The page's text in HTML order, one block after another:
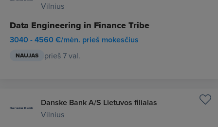
Vilnius
Data Engineering in Finance Tribe
3040 - 4560 €/mėn. prieš mokesčius
NAUJAS prieš 7 val.
Danske Bank A/S Lietuvos filialas
Vilnius